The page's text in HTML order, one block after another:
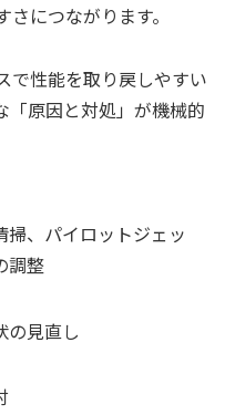
につながります。
で性能を取り戻しやすい
「原因と対処」が機械的
、パイロットジェッ
調整
の見直し